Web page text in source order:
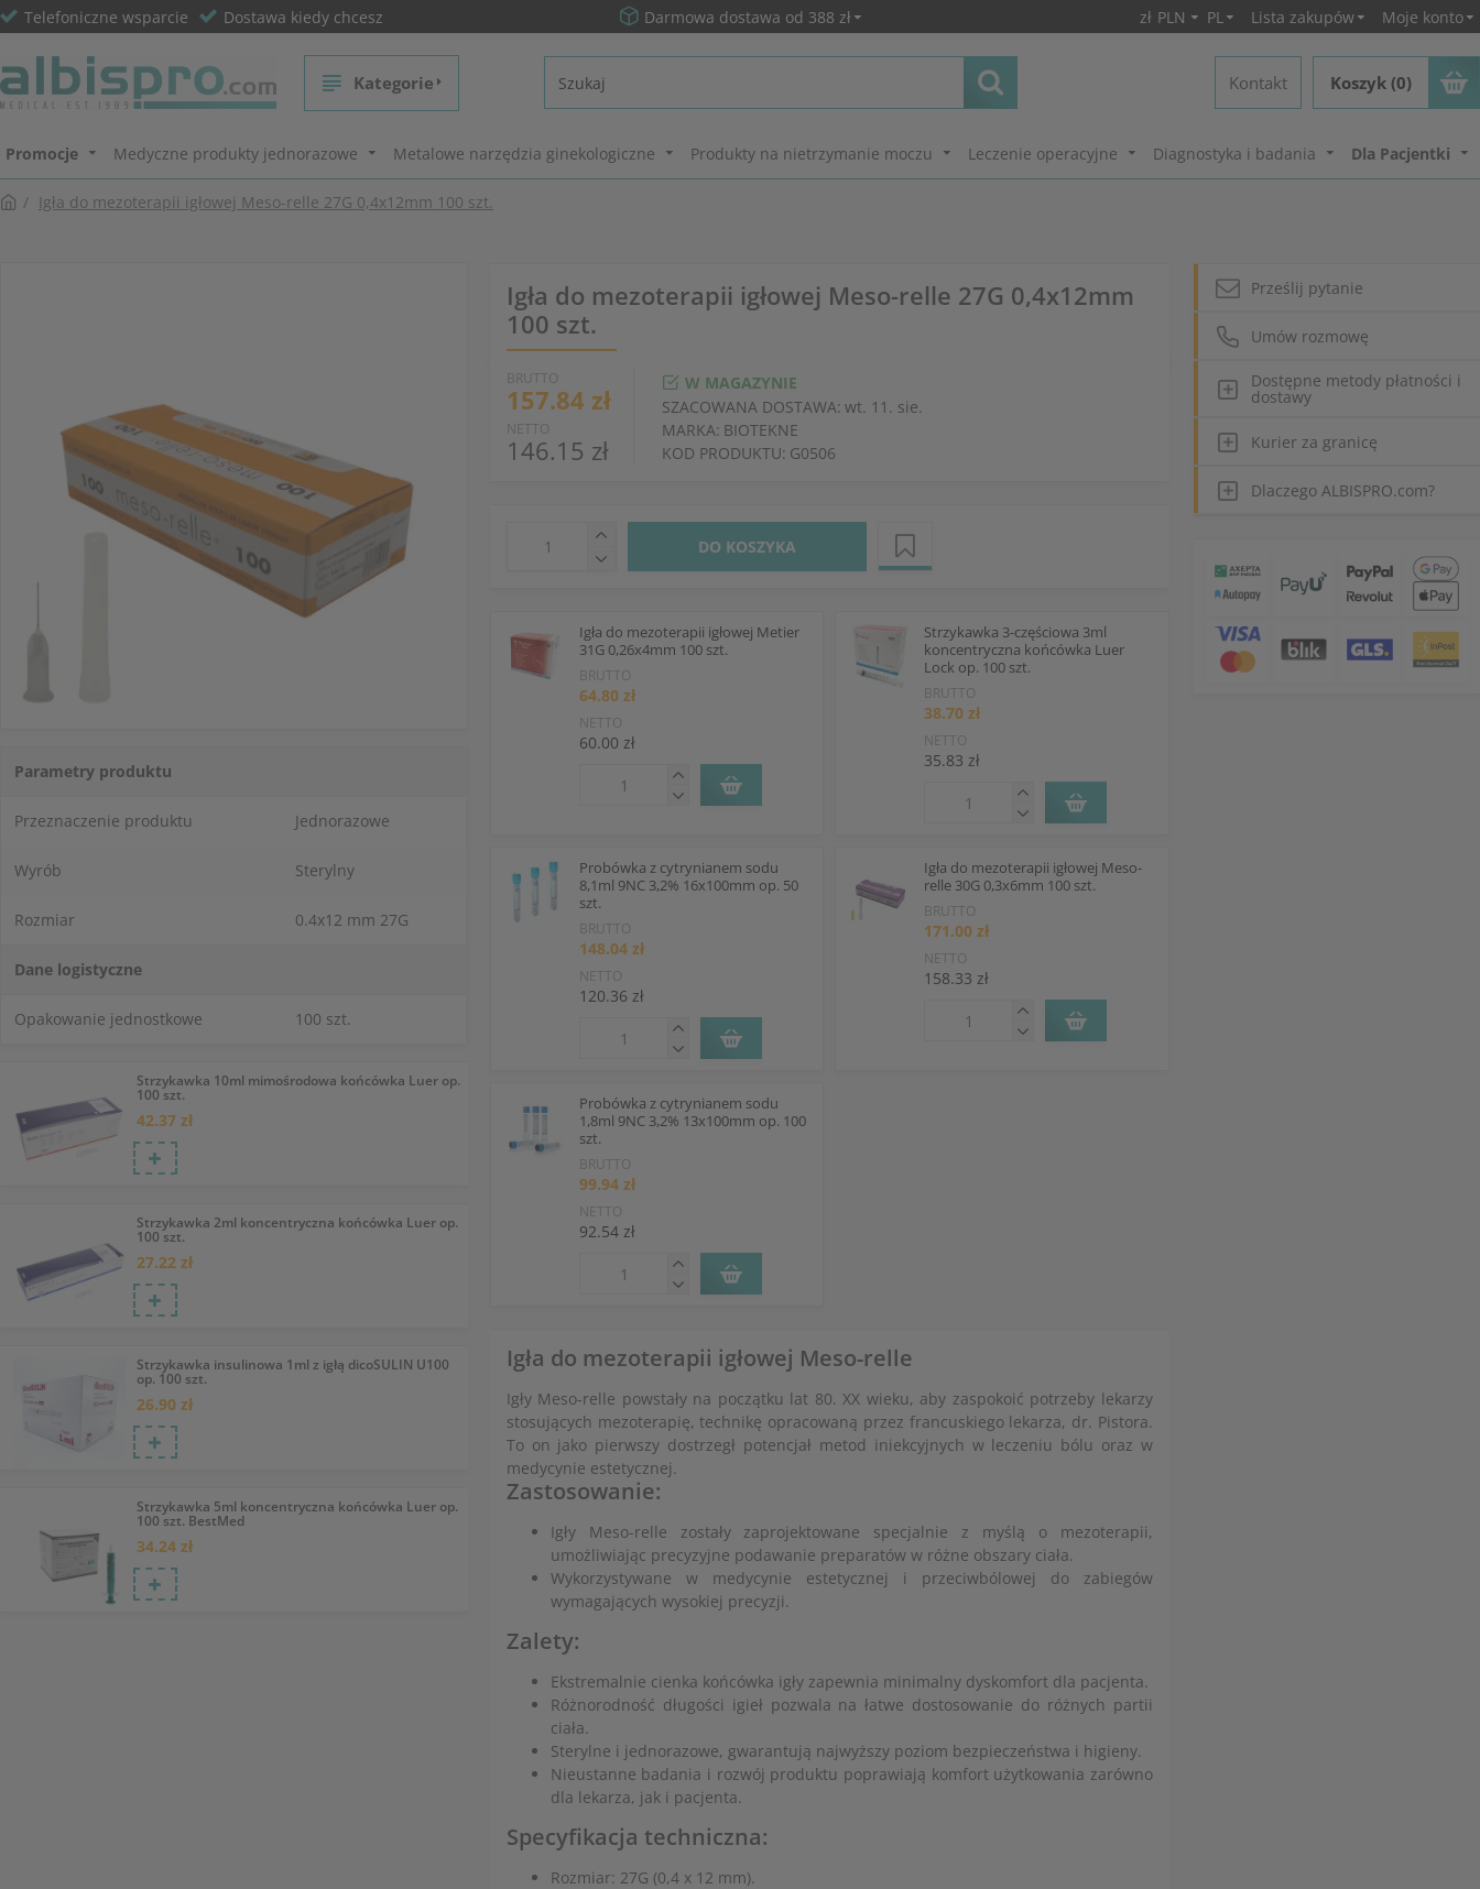
Telefoniczne wsparcie Dostawa kiedy chcesz Darmowa dostawa od 388 zł zł PLN PL Lista zakupów Moje konto
Kategorie Kontakt Koszyk (0)
Promocje Medyczne produkty jednorazowe Metalowe narzędzia ginekologiczne Produkty na nietrzymanie moczu Leczenie operacyjne Diagnostyka i badania Dla Pacjentki
Igła do mezoterapii igłowej Meso-relle 27G 0,4x12mm 100 szt.
Strzykawka 10ml mimośrodowa końcówka Luer op.
100 szt.
42.37 zł
Strzykawka 2ml koncentryczna końcówka Luer op.
100 szt.
27.22 zł
Strzykawka insulinowa 1ml z igłą dicoSULIN U100
op. 100 szt.
26.90 zł
Strzykawka 5ml koncentryczna końcówka Luer op.
100 szt. BestMed
34.24 zł
Parametry produktu
Przeznaczenie produktu Jednorazowe
Wyrób Sterylny
Rozmiar 0.4x12 mm 27G
Dane logistyczne
Opakowanie jednostkowe 100 szt.
Igła do mezoterapii igłowej Meso-relle 27G 0,4x12mm
100 szt.
BRUTTO
157.84 zł
NETTO
146.15 zł
W MAGAZYNIE
SZACOWANA DOSTAWA: wt. 11. sie.
MARKA: BIOTEKNE
KOD PRODUKTU: G0506
DO KOSZYKA
Igła do mezoterapii igłowej Metier
31G 0,26x4mm 100 szt.
BRUTTO
64.80 zł
NETTO
60.00 zł
Strzykawka 3-częściowa 3ml
koncentryczna końcówka Luer
Lock op. 100 szt.
BRUTTO
38.70 zł
NETTO
35.83 zł
Probówka z cytrynianem sodu
8,1ml 9NC 3,2% 16x100mm op. 50
szt.
BRUTTO
148.04 zł
NETTO
120.36 zł
Igła do mezoterapii igłowej Meso-
relle 30G 0,3x6mm 100 szt.
BRUTTO
171.00 zł
NETTO
158.33 zł
Probówka z cytrynianem sodu
1,8ml 9NC 3,2% 13x100mm op. 100
szt.
BRUTTO
99.94 zł
NETTO
92.54 zł
Igła do mezoterapii igłowej Meso-relle
Igły Meso-relle powstały na początku lat 80. XX wieku, aby zaspokoić potrzeby lekarzy
stosujących mezoterapię, technikę opracowaną przez francuskiego lekarza, dr. Pistora.
To on jako pierwszy dostrzegł potencjał metod iniekcyjnych w leczeniu bólu oraz w
medycynie estetycznej.
Zastosowanie:
Igły Meso-relle zostały zaprojektowane specjalnie z myślą o mezoterapii,
umożliwiając precyzyjne podawanie preparatów w różne obszary ciała.
Wykorzystywane w medycynie estetycznej i przeciwbólowej do zabiegów
wymagających wysokiej precyzji.
Zalety:
Ekstremalnie cienka końcówka igły zapewnia minimalny dyskomfort dla pacjenta.
Różnorodność długości igieł pozwala na łatwe dostosowanie do różnych partii
ciała.
Sterylne i jednorazowe, gwarantują najwyższy poziom bezpieczeństwa i higieny.
Nieustanne badania i rozwój produktu poprawiają komfort użytkowania zarówno
dla lekarza, jak i pacjenta.
Specyfikacja techniczna:
Rozmiar: 27G (0,4 x 12 mm).
Prześlij pytanie
Umów rozmowę
Dostępne metody płatności i
dostawy
Kurier za granicę
Dlaczego ALBISPRO.com?